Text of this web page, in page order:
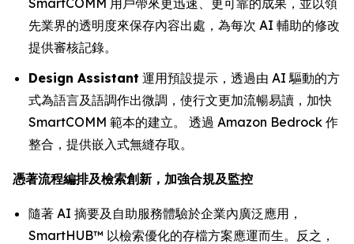
SmartCOMM 用戶帶來更迅速、更可靠的成果，並以領
先業界的透明度來保存內容出處，為每次 AI 輔助的修改
提供審核記錄。
Design Assistant 運用預設提示，透過由 AI 驅動的方
式為語言及語調作出微調，使行文更加流暢易讀，加快
SmartCOMM 範本的建立。 透過 Amazon Bedrock 作
整合，提供嵌入式無縫存取。
憑著流程編排及檢索創新，加強合規及監控
隨著 AI 摘要及自助服務體驗於企業內廣泛應用，
SmartHUB™ 以檢索優化的存檔方案應運而生。反之，